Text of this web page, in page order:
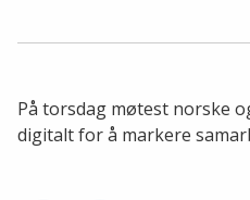
På torsdag møtest norske
digitalt for å markere